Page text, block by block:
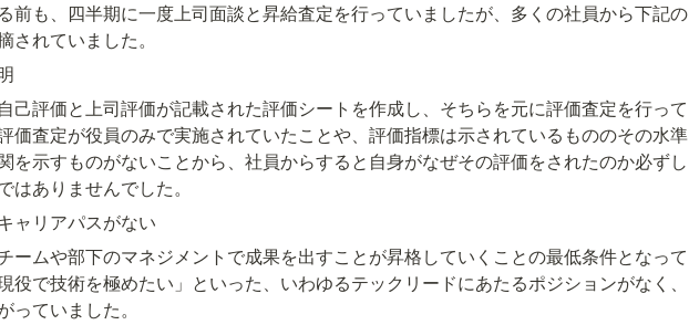
前も、四半期に一度上司面談と昇給査定を行っていましたが、多くの社員から下記の
されていました。
己評価と上司評価が記載された評価シートを作成し、そちらを元に評価査定を行って
価査定が役員のみで実施されていたことや、評価指標は示されているもののその水準
を示すものがないことから、社員からすると自身がなぜその評価をされたのか必ずし
はありませんでした。
ャリアパスがない
ームや部下のマネジメントで成果を出すことが昇格していくことの最低条件となって
役で技術を極めたい」といった、いわゆるテックリードにあたるポジションがなく、
っていました。